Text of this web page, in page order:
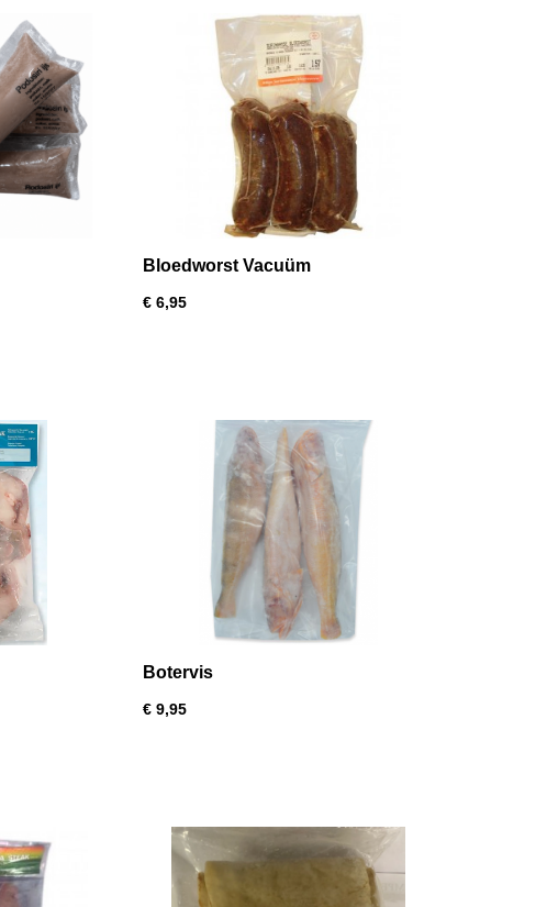
Bloedworst Vacuüm
€ 6,95
Botervis
€ 9,95